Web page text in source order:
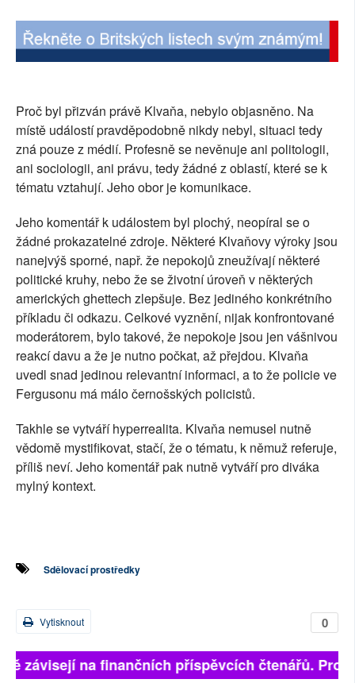
Proč byl přizván právě Klvaňa, nebylo objasněno. Na
místě událostí pravděpodobně nikdy nebyl, situaci tedy
zná pouze z médií. Profesně se nevěnuje ani politologii,
ani sociologii, ani právu, tedy žádné z oblastí, které se k
tématu vztahují. Jeho obor je komunikace.
Jeho komentář k událostem byl plochý, neopíral se o
žádné prokazatelné zdroje. Některé Klvaňovy výroky jsou
nanejvýš sporné, např. že nepokojů zneužívají některé
politické kruhy, nebo že se životní úroveň v některých
amerických ghettech zlepšuje. Bez jediného konkrétního
příkladu či odkazu. Celkové vyznění, nijak konfrontované
moderátorem, bylo takové, že nepokoje jsou jen vášnivou
reakcí davu a že je nutno počkat, až přejdou. Klvaňa
uvedl snad jedinou relevantní informaci, a to že policie ve
Fergusonu má málo černošských policistů.
Takhle se vytváří hyperrealita. Klvaňa nemusel nutně
vědomě mystifikovat, stačí, že o tématu, k němuž referuje,
příliš neví. Jeho komentář pak nutně vytváří pro diváka
mylný kontext.
Sdělovací prostředky
0
Vytisknout
závisejí na finančních příspěvcích čtenářů.